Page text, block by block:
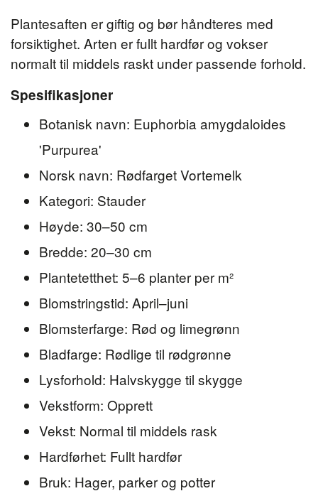
Plantesaften er giftig og bør håndteres med
forsiktighet. Arten er fullt hardfør og vokser
normalt til middels raskt under passende forhold.
Spesifikasjoner
Botanisk navn: Euphorbia amygdaloides
'Purpurea'
Norsk navn: Rødfarget Vortemelk
Kategori: Stauder
Høyde: 30–50 cm
Bredde: 20–30 cm
Plantetetthet: 5–6 planter per m²
Blomstringstid: April–juni
Blomsterfarge: Rød og limegrønn
Bladfarge: Rødlige til rødgrønne
Lysforhold: Halvskygge til skygge
Vekstform: Opprett
Vekst: Normal til middels rask
Hardførhet: Fullt hardfør
Bruk: Hager, parker og potter